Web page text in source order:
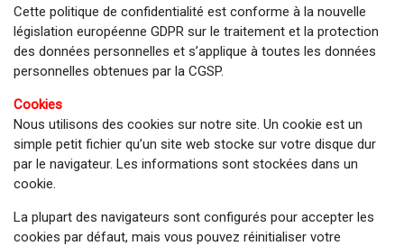
Cette politique de confidentialité est conforme à la nouvelle
législation européenne GDPR sur le traitement et la protection
des données personnelles et s’applique à toutes les données
personnelles obtenues par la CGSP.
Cookies
Nous utilisons des cookies sur notre site. Un cookie est un
simple petit fichier qu’un site web stocke sur votre disque dur
par le navigateur. Les informations sont stockées dans un
cookie.
La plupart des navigateurs sont configurés pour accepter les
cookies par défaut, mais vous pouvez réinitialiser votre